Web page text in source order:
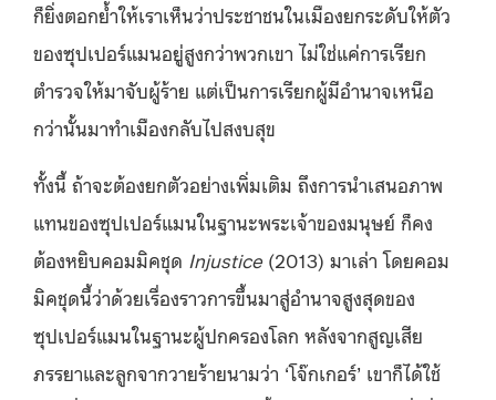
ก็ยิ่งตอกย้ำให้เราเห็นว่าประชาชนในเมืองยกระดับให้ตัว
ของซุปเปอร์แมนอยู่สูงกว่าพวกเขา ไม่ใช่แค่การเรียก
ตำรวจให้มาจับผู้ร้าย แต่เป็นการเรียกผู้มีอำนาจเหนือ
กว่านั้นมาทำเมืองกลับไปสงบสุข
ทั้งนี้ ถ้าจะต้องยกตัวอย่างเพิ่มเติม ถึงการนำเสนอภาพ
แทนของซุปเปอร์แมนในฐานะพระเจ้าของมนุษย์ ก็คง
ต้องหยิบคอมมิคชุด Injustice (2013) มาเล่า โดยคอม
มิคชุดนี้ว่าด้วยเรื่องราวการขึ้นมาสู่อำนาจสูงสุดของ
ซุปเปอร์แมนในฐานะผู้ปกครองโลก หลังจากสูญเสีย
ภรรยาและลูกจากวายร้ายนามว่า ‘โจ๊กเกอร์’ เขาก็ได้ใช้